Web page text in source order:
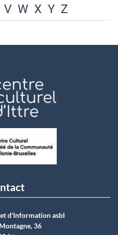
V W X Y Z
d'Information asbI
36